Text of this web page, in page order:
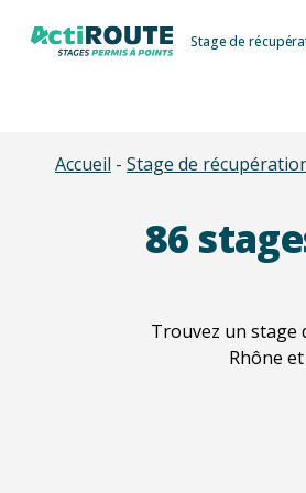
Stage de
Accueil - Stage de
86
Trouvez un stage
Rhône